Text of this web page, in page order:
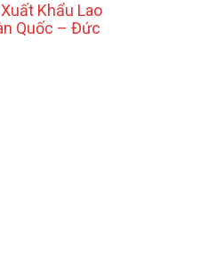
Khẩu Lao
Quốc – Đức